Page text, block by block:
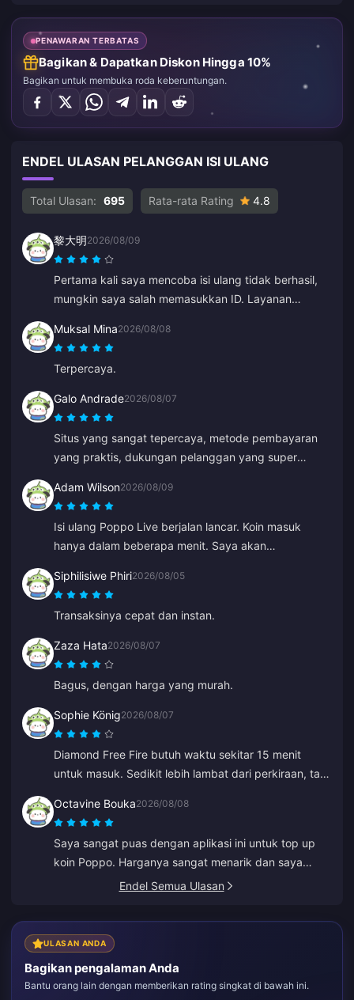
PENAWARAN TERBATAS
Bagikan & Dapatkan Diskon Hingga 10%
Bagikan untuk membuka roda keberuntungan.
ENDEL ULASAN PELANGGAN ISI ULANG
Total Ulasan: 695 Rata-rata Rating 4.8
黎大明2026/08/09
Pertama kali saya mencoba isi ulang tidak berhasil,
mungkin saya salah memasukkan ID. Layanan
saya. Percobaan kedua berhasil tanpa masalah. Saya
akan terus menggunakan situs ini.
Muksal Mina2026/08/08
Terpercaya.
Galo Andrade2026/08/07
Situs yang sangat tepercaya, metode pembayaran
yang praktis, dukungan pelanggan yang super
Adam Wilson2026/08/09
Isi ulang Poppo Live berjalan lancar. Koin masuk
hanya dalam beberapa menit. Saya akan
Siphilisiwe Phiri2026/08/05
Transaksinya cepat dan instan.
Zaza Hata2026/08/07
Bagus, dengan harga yang murah.
Sophie König2026/08/07
Diamond Free Fire butuh waktu sekitar 15 menit
untuk masuk. Sedikit lebih lambat dari perkiraan, tapi
Octavine Bouka2026/08/08
Saya sangat puas dengan aplikasi ini untuk top up
koin Poppo. Harganya sangat menarik dan saya
merasa aman saat membeli. Sangat
kasih.
Endel Semua Ulasan
ULASAN ANDA
Bagikan pengalaman Anda
Bantu orang lain dengan memberikan rating singkat di bawah ini.